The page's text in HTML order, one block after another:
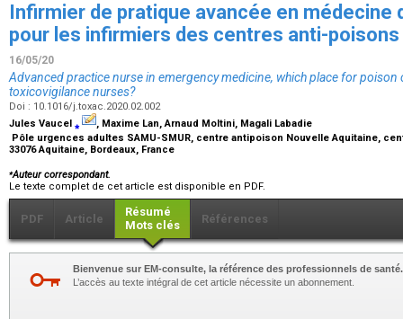
Infirmier de pratique avancée en médecine
pour les infirmiers des centres anti-
16/05/20
Advanced practice nurse in emergency medicine, which place for poison
toxicovigilance nurses?
Doi : 10.1016/j.toxac.2020.02.002
Jules Vaucel ⁎
, Maxime Lan, Arnaud Moltini, Magali Labadie
Pôle urgences adultes SAMU-SMUR, centre antipoison Nouvelle Aquitaine,
33076 Aquitaine, Bordeaux, France
⁎Auteur correspondant.
Le texte complet de cet article est disponible en PDF.
PDF Article
Résumé
Mots clés
Références
Bienvenue sur EM-consulte, la référence des professionnels de santé.
L’accès au texte intégral de cet article nécessite un abonnement.